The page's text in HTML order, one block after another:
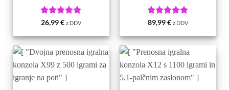
Ocenjeno5
26,99€ z DDV Ocenjeno5
89,99€ z DDV